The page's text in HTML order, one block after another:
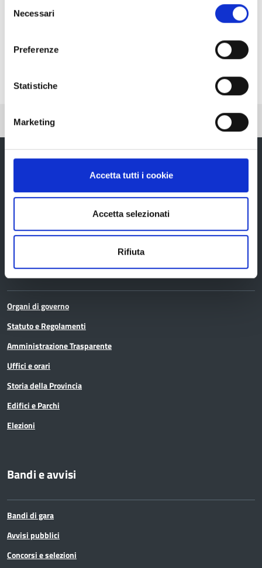
tasto "Rifiuta".
delNecessari
Preferenze
Statistiche
Marketing
Accetta tutti i cookie
Accetta selezionati
Rifiuta
Pubblicato: 11 Giugno 2022 Ultima modifica: 21 Luglio 2022
Provincia di Reggio Emilia
La Provincia
Organi di governo
Statuto e Regolamenti
Amministrazione Trasparente
Uffici e orari
Storia della Provincia
Edifici e Parchi
Elezioni
Bandi e avvisi
Bandi di gara
Avvisi pubblici
Concorsi e selezioni